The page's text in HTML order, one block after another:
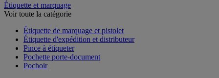
Étiquette et marquage
Voir toute la catégorie
Étiquette de marquage et pistolet
Étiquette d'expédition et distributeur
Pince à étiqueter
Pochette porte-document
Pochoir